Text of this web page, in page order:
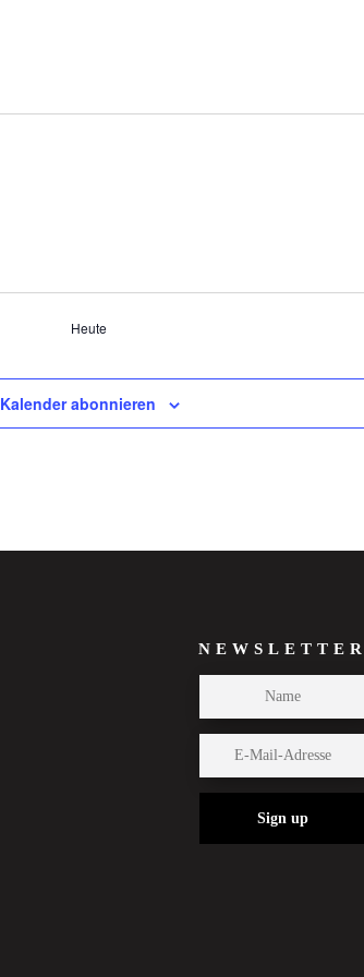
Heute
Kalender abonnieren
NEWSLETTER
Sign up